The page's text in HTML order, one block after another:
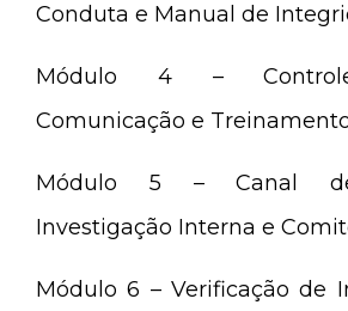
Conduta e Manual de
Módulo 4 –
Comunicação e
Módulo 5 – Canal de
Investigação Interna e
Módulo 6 – Verificação de